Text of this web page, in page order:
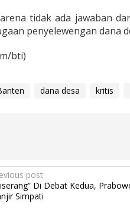
tidak ada jawaban
penyelewengan dana
bti)
dana desa kritis
post
Di Debat Kedua,
Simpati